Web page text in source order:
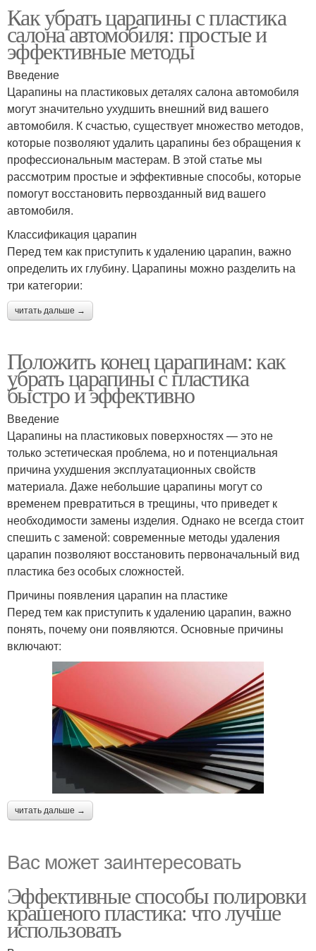
Как убрать царапины с пластика
салона автомобиля: простые и
эффективные методы
Введение
Царапины на пластиковых деталях салона автомобиля
могут значительно ухудшить внешний вид вашего
автомобиля. К счастью, существует множество методов,
которые позволяют удалить царапины без обращения к
профессиональным мастерам. В этой статье мы
рассмотрим простые и эффективные способы, которые
помогут восстановить первозданный вид вашего
автомобиля.
Классификация царапин
Перед тем как приступить к удалению царапин, важно
определить их глубину. Царапины можно разделить на
три категории:
читать дальше →
Положить конец царапинам: как
убрать царапины с пластика
быстро и эффективно
Введение
Царапины на пластиковых поверхностях — это не
только эстетическая проблема, но и потенциальная
причина ухудшения эксплуатационных свойств
материала. Даже небольшие царапины могут со
временем превратиться в трещины, что приведет к
необходимости замены изделия. Однако не всегда стоит
спешить с заменой: современные методы удаления
царапин позволяют восстановить первоначальный вид
пластика без особых сложностей.
Причины появления царапин на пластике
Перед тем как приступить к удалению царапин, важно
понять, почему они появляются. Основные причины
включают:
читать дальше →
Вас может заинтересовать
Эффективные способы полировки
крашеного пластика: что лучше
использовать